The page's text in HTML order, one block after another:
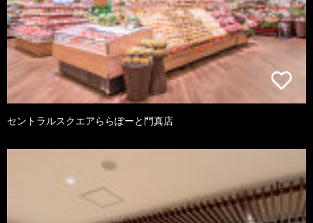
セントラルスクエアららぽーと門真店